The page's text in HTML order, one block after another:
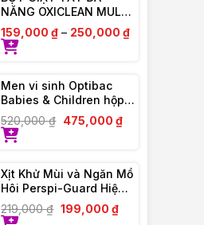
NĂNG OXICLEAN MULTI
– PURPOSE STAIN
REMOVER
159,000₫ – 250,000₫
Men vi sinh Optibac
Babies & Children hộp
30 gói
520,000₫ 475,000 ₫
Xịt Khử Mùi và Ngăn Mồ
Hôi Perspi-Guard Hiệu
Quả Tối Ưu 30ml
219,000₫ 199,000 ₫